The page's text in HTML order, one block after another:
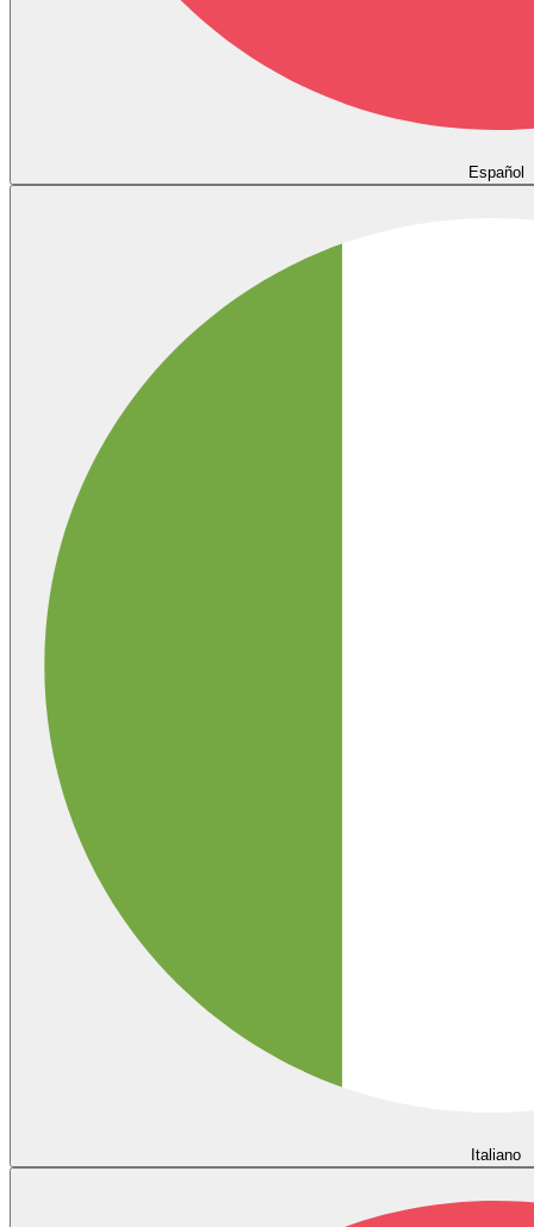
Español
Italiano